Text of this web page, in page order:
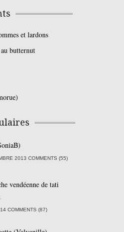
et lardons
butternut
2013 COMMENTS (55)
vendéenne de tati
COMMENTS (87)